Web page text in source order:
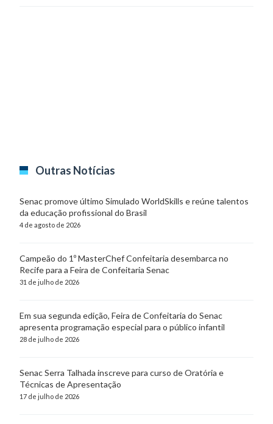
Outras Notícias
Senac promove último Simulado WorldSkills e reúne talentos
da educação profissional do Brasil
4 de agosto de 2026
Campeão do 1º MasterChef Confeitaria desembarca no
Recife para a Feira de Confeitaria Senac
31 de julho de 2026
Em sua segunda edição, Feira de Confeitaria do Senac
apresenta programação especial para o público infantil
28 de julho de 2026
Senac Serra Talhada inscreve para curso de Oratória e
Técnicas de Apresentação
17 de julho de 2026